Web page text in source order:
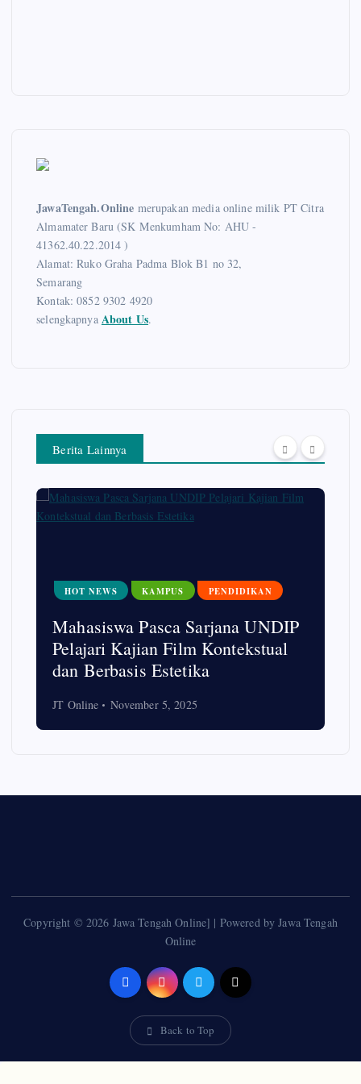
JawaTengah.Online merupakan media online milik PT Citra
Almamater Baru (SK Menkumham No: AHU -
41362.40.22.2014 )
Alamat: Ruko Graha Padma Blok B1 no 32,
Semarang
Kontak: 0852 9302 4920
selengkapnya About Us.
Berita Lainnya
HOT NEWS KAMPUS PENDIDIKAN
Mahasiswa Pasca Sarjana UNDIP
Pelajari Kajian Film Kontekstual
dan Berbasis Estetika
JT Online November 5, 2025
Copyright © 2026 Jawa Tengah Online] | Powered by Jawa Tengah
Online
Back to Top